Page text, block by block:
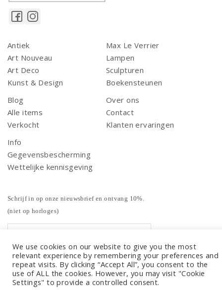
Antiek
Art Nouveau
Art Deco
Kunst & Design
Max Le Verrier
Lampen
Sculpturen
Boekensteunen
Blog
Alle items
Verkocht
Over ons
Contact
Klanten ervaringen
Info
Gegevensbescherming
Wettelijke kennisgeving
Schrijf in op onze nieuwsbrief en ontvang 10%.
(niet op horloges)
We use cookies on our website to give you the most
relevant experience by remembering your preferences and
repeat visits. By clicking “Accept All”, you consent to the
use of ALL the cookies. However, you may visit "Cookie
Settings" to provide a controlled consent.